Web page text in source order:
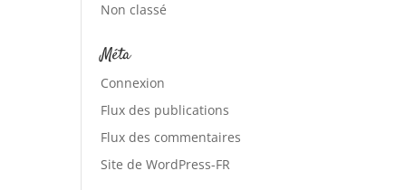
Non classé
Méta
Connexion
Flux des publications
Flux des commentaires
Site de WordPress-FR